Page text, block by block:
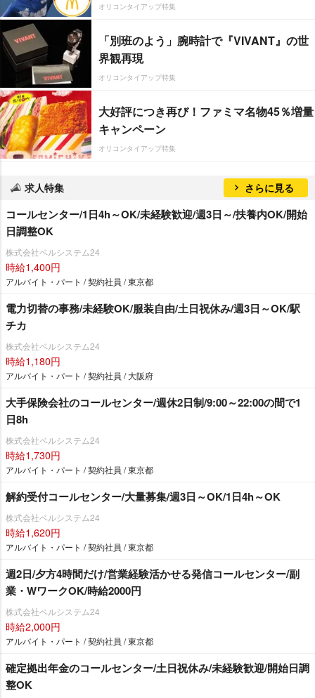
オリコンタイアップ特集
「別班のよう」腕時計で『VIVANT』の世
界観再現
オリコンタイアップ特集
大好評につき再び！ファミマ名物45％増量
キャンペーン
オリコンタイアップ特集
求人特集 さらに見る
コールセンター/1日4h～OK/未経験歓迎/週3日～/扶養内OK/開始
日調整OK
株式会社ベルシステム24
時給1,400円
アルバイト・パート / 契約社員 / 東京都
電力切替の事務/未経験OK/服装自由/土日祝休み/週3日～OK/駅
チカ
株式会社ベルシステム24
時給1,180円
アルバイト・パート / 契約社員 / 大阪府
大手保険会社のコールセンター/週休2日制/9:00～22:00の間で1
日8h
株式会社ベルシステム24
時給1,730円
アルバイト・パート / 契約社員 / 東京都
解約受付コールセンター/大量募集/週3日～OK/1日4h～OK
株式会社ベルシステム24
時給1,620円
アルバイト・パート / 契約社員 / 東京都
週2日/夕方4時間だけ/営業経験活かせる発信コールセンター/副
業・WワークOK/時給2000円
株式会社ベルシステム24
時給2,000円
アルバイト・パート / 契約社員 / 東京都
確定拠出年金のコールセンター/土日祝休み/未経験歓迎/開始日調
整OK